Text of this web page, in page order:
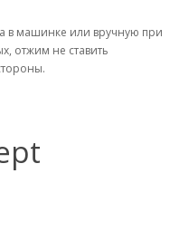
в машинке или вручную при
отжим не ставить